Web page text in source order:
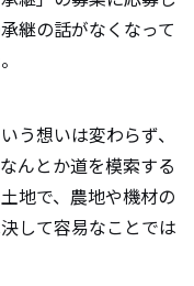
継の話がなくなって
う想いは変わらず、
んとか道を模索する
地で、農地や機材の
して容易なことでは